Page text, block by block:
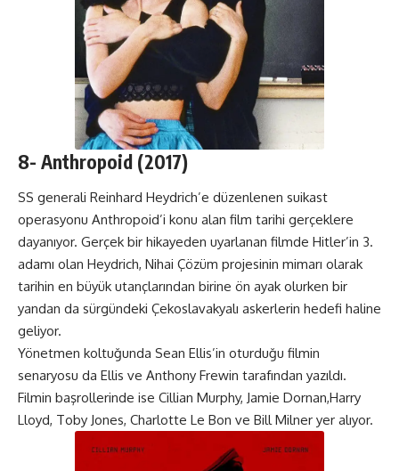
8- Anthropoid (2017)
SS generali Reinhard Heydrich’e düzenlenen suikast
operasyonu Anthropoid’i konu alan film tarihi gerçeklere
dayanıyor. Gerçek bir hikayeden uyarlanan filmde Hitler’in 3.
adamı olan Heydrich, Nihai Çözüm projesinin mimarı olarak
tarihin en büyük utançlarından birine ön ayak olurken bir
yandan da sürgündeki Çekoslavakyalı askerlerin hedefi haline
geliyor.
Yönetmen koltuğunda Sean Ellis’in oturduğu filmin
senaryosu da Ellis ve Anthony Frewin tarafından yazıldı.
Filmin başrollerinde ise Cillian Murphy, Jamie Dornan,Harry
Lloyd, Toby Jones, Charlotte Le Bon ve Bill Milner yer alıyor.